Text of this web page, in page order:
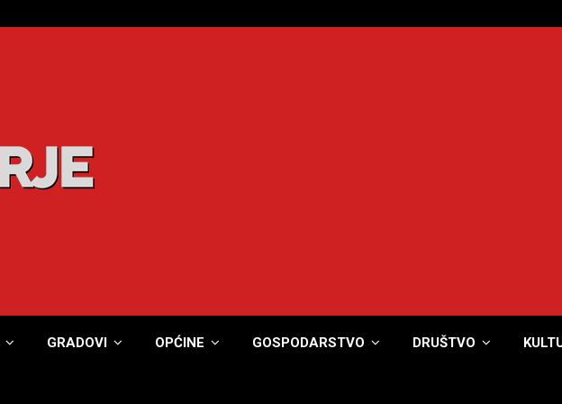
GRADOVI OPĆINE GOSPODARSTVO DRUŠTVO